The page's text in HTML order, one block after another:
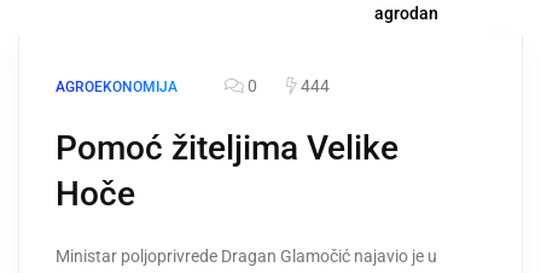
agrodan
AGROEKONOMIJA 0 444
Pomoć žiteljima Velike
Hoče
Ministar poljoprivrede Dragan Glamočić najavio je u